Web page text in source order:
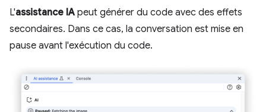
L'assistance IA peut générer du code avec des effets
secondaires. Dans ce cas, la conversation est mise en
pause avant l'exécution du code.